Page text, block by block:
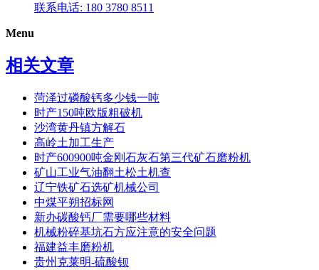
联系电话: 180 3780 8511
Menu
相关文章
菏泽过磷酸钙多少钱一吨
时产150吨欧版粗破机
沙湾黄丹镇方解石
高岭土加工生产
时产600900吨金刚石灰石第三代矿石磨粉机
矿山工业气油翻土松土机查
辽宁铁矿石选矿机械公司
中煤平朔招标网
新办碳酸钙厂需要哪些材料
机械粉碎基坑石方应注意的安全问题
福建益丰磨粉机
贵州克莱明-硫酸钡